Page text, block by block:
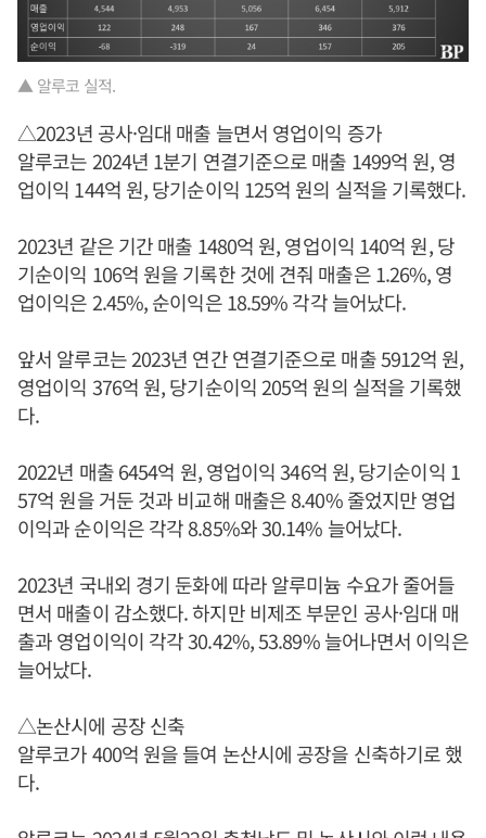
▲ 알루코 실적.
△2023년 공사·임대 매출 늘면서 영업이익 증가
알루코는 2024년 1분기 연결기준으로 매출 1499억 원, 영
업이익 144억 원, 당기순이익 125억 원의 실적을 기록했다.
2023년 같은 기간 매출 1480억 원, 영업이익 140억 원, 당
기순이익 106억 원을 기록한 것에 견줘 매출은 1.26%, 영
업이익은 2.45%, 순이익은 18.59% 각각 늘어났다.
앞서 알루코는 2023년 연간 연결기준으로 매출 5912억 원,
영업이익 376억 원, 당기순이익 205억 원의 실적을 기록했
다.
2022년 매출 6454억 원, 영업이익 346억 원, 당기순이익 1
57억 원을 거둔 것과 비교해 매출은 8.40% 줄었지만 영업
이익과 순이익은 각각 8.85%와 30.14% 늘어났다.
2023년 국내외 경기 둔화에 따라 알루미늄 수요가 줄어들
면서 매출이 감소했다. 하지만 비제조 부문인 공사·임대 매
출과 영업이익이 각각 30.42%, 53.89% 늘어나면서 이익은
늘어났다.
△논산시에 공장 신축
알루코가 400억 원을 들여 논산시에 공장을 신축하기로 했
다.